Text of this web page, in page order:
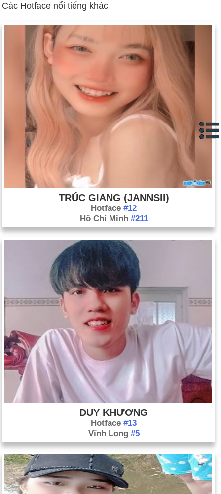
do LHQ hậu thuẫn cho 1,2 triệu người tị nạn Hutu đang chết
đói ở miền đông Zaire (ngày 13 tháng 11). Hàng trăm nghìn
người quay trở lại Rwanda (từ ngày 15 đến ngày 18 tháng 11).
Ngày sinh Lê Thanh Hoàng Anh (19-10) trong
lịch sử
Ngày 19-10 năm 1781:
Tướng Cornwallis của Anh đầu hàng
Tướng George Washington tại Yorktown, Virginia. Đánh dấu
thắng lợi và chấm dứt cuộc chiến "Cách mạng Mỹ".
Ngày 19-10 năm 1812:
Quân đội Pháp dưới thời Napoléon
Bonaparte bắt đầu rút lui khỏi thành phố Moscow, Nga.
Ngày 19-10 năm 1960:
đối với hàng hóa xuất khẩu sang Cuba.
Ngày 19-10 năm 1983:Thượng viện đã thông qua một dự luật
(78–22) làm cho sinh nhật của Martin Luther King, Jr., trở
thành một ngày lễ.
Ngày 19-10 năm 1987: Thị trường chứng khoán sụp đổ vào
ngày thứ được gọi là "Thứ Hai Đen". Cổ phiếu giảm kỷ lục 508
điểm, tương đương 22,6%, đứng đầu mức giảm vào ngày 28
và 29 tháng 10 năm 1929, mở ra cuộc Đại suy thoái.
Các Hotface nổi tiếng khác
TRÚC GIANG (JANNSII)
Hotface #12
Hồ Chí Minh #211
DUY KHƯƠNG
Hotface #13
Vĩnh Long #5